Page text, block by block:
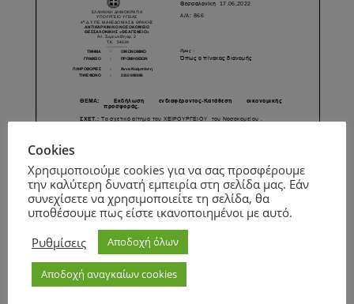
Cookies
Χρησιμοποιούμε cookies για να σας προσφέρουμε
την καλύτερη δυνατή εμπειρία στη σελίδα μας. Εάν
συνεχίσετε να χρησιμοποιείτε τη σελίδα, θα
υποθέσουμε πως είστε ικανοποιημένοι με αυτό.
Ρυθμίσεις
Αποδοχή όλων
Αποδοχή αναγκαίων cookies